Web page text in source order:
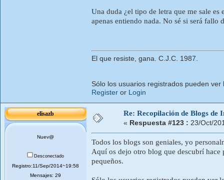
Una duda ¿el tipo de letra que me sale
apenas entiendo nada. No sé si será fallo
El que resiste, gana. C.J.C. 1987.
Sólo los usuarios registrados pueden ver
Register or Login
elisazb
Nuev@
Desconectado
Registro:11/Sep/2014~19:58
Mensajes: 29
Re: Recopilación de Blogs de
« Respuesta #123 : 23/Oct/
Todos los blogs son geniales, yo
Aquí os dejo otro blog que descubrí hace
pequeños.